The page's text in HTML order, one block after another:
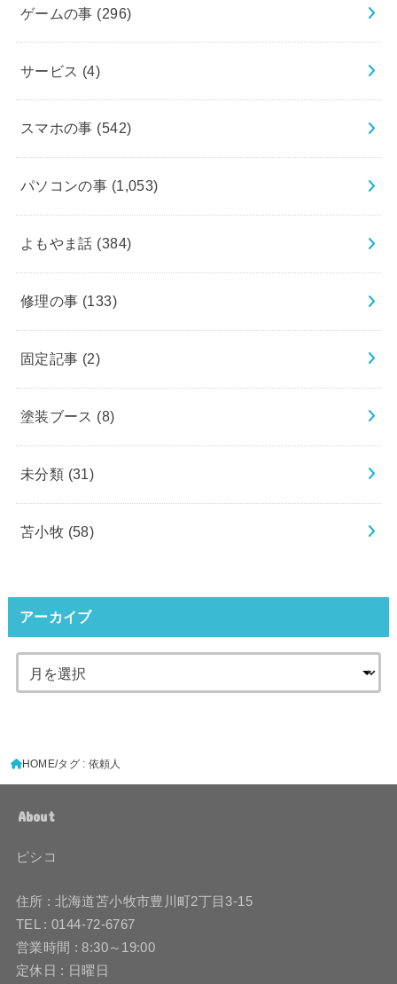
ゲームの事 (296)
サービス (4)
スマホの事 (542)
パソコンの事 (1,053)
よもやま話 (384)
修理の事 (133)
固定記事 (2)
塗装ブース (8)
未分類 (31)
苫小牧 (58)
アーカイブ
HOME タグ : 依頼人
About
ピシコ
住所 : 北海道苫小牧市豊川町2丁目3-15
TEL : 0144-72-6767
営業時間 : 8:30～19:00
定休日 : 日曜日